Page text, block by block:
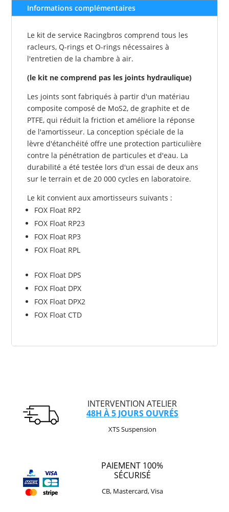
pour
FOX
Informations complémentaires
Le kit de service Racingbros comprend tous les
racleurs, Q-rings et O-rings nécessaires à
l'entretien de la chambre à air.
(le kit ne comprend pas les joints hydraulique)
Les joints sont fabriqués à partir d'un matériau
composite composé de MoS2, de graphite et de
PTFE, qui réduit la friction et améliore la réponse
de l'amortisseur. La conception spéciale de la
lèvre d'étanchéité offre une protection particulière
contre la pénétration de particules et d'eau. La
durabilité a été testée lors d'un essai de deux ans
sur le terrain et de 20 000 cycles en laboratoire.
Le kit convient aux amortisseurs suivants :
FOX Float RP2
FOX Float RP23
FOX Float RP3
FOX Float RPL
FOX Float DPS
FOX Float DPX
FOX Float DPX2
FOX Float CTD
INTERVENTION ATELIER
48H À 5 JOURS OUVRÉS
XTS Suspension
PAIEMENT 100%
SÉCURISÉ
CB, Mastercard, Visa